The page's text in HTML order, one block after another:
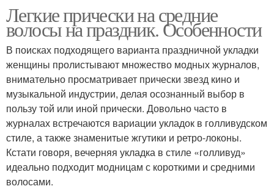
Легкие прически на средние
волосы на праздник. Особенности
В поисках подходящего варианта праздничной укладки
женщины пролистывают множество модных журналов,
внимательно просматривает прически звезд кино и
музыкальной индустрии, делая осознанный выбор в
пользу той или иной прически. Довольно часто в
журналах встречаются вариации укладок в голливудском
стиле, а также знаменитые жгутики и ретро-локоны.
Кстати говоря, вечерняя укладка в стиле «голливуд»
идеально подходит модницам с короткими и средними
волосами.